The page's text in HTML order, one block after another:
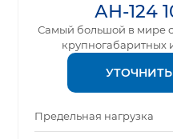
АН-124
Самый большой в мире
крупногабаритных
Предельная нагрузка